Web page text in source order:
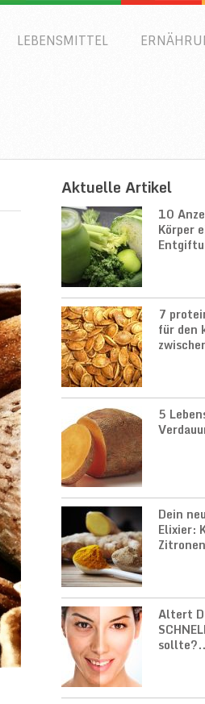
LEBENSMITTEL
Aktuelle Artikel
10
Körper
7
für den
5
Dein
Elixier:
Altert